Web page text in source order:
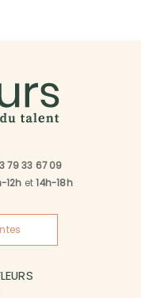
79 33 67 09
12h et14h-18h